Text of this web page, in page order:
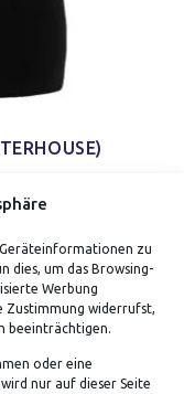
zu
dies, um das Browsing-
Werbung
Zustimmung widerrufst,
beeinträchtigen.
oder eine
nur auf dieser Seite
von 5